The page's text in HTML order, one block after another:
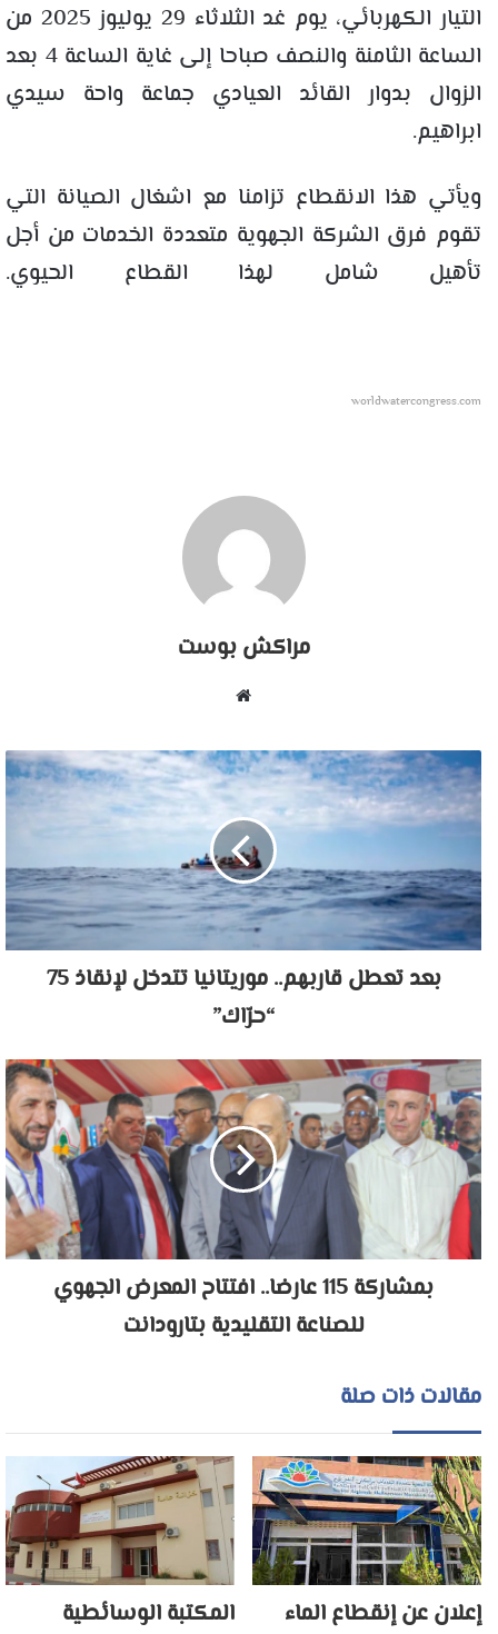
التيار الكهربائي، يوم غد الثلاثاء 29 يوليوز 2025 من
الساعة الثامنة والنصف صباحا إلى غاية الساعة 4 بعد
الزوال بدوار القائد العيادي جماعة واحة سيدي
ابراهيم.
ويأتي هذا الانقطاع تزامنا مع اشغال الصيانة التي
تقوم فرق الشركة الجهوية متعددة الخدمات من أجل
تأهيل شامل لهذا القطاع الحيوي.
worldwatercongress.com
مراكش بوست
بعد تعطل قاربهم.. موريتانيا تتدخل لإنقاذ 75
“حرّاك”
بمشاركة 115 عارضا.. افتتاح المعرض الجهوي
للصناعة التقليدية بتارودانت
مقالات ذات صلة
إعلان عن إنقطاع الماء
المكتبة الوسائطية